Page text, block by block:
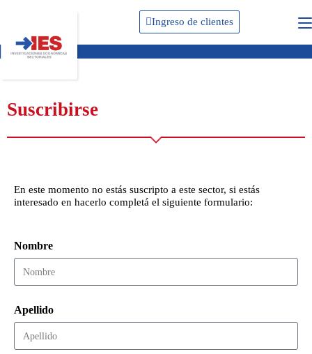
Ingreso de clientes
Suscribirse
En este momento no estás suscripto a este sector, si estás
interesado en hacerlo completá el siguiente formulario:
Nombre
Apellido